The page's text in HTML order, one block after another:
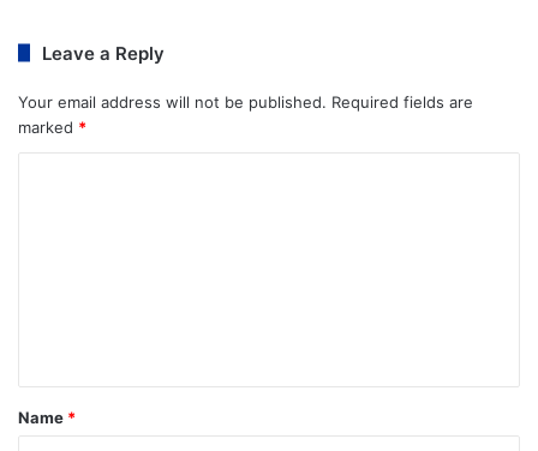
Leave a Reply
Your email address will not be published. Required fields are
marked *
Name *